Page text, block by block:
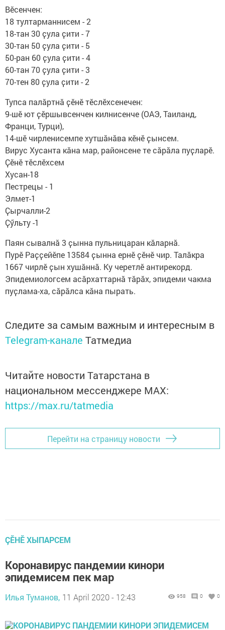
Вӗсенчен:
18 тултарманнисем - 2
18-тан 30 ҫула ҫити - 7
30-тан 50 ҫула ҫити - 5
50-ран 60 ҫула ҫити - 4
60-тан 70 ҫула ҫити - 3
70-тен 80 ҫула ҫити - 2
Тупса палӑртнӑ ҫӗнӗ тӗслӗхсенечен:
9-шӗ ют ҫӗршывсенчен килнисенче (ОАЭ, Таиланд,
Франци, Турци),
14-шӗ чирленисемпе хутшӑнӑва кӗнӗ ҫынсем.
Вирус Хусанта кӑна мар, районсене те сӑрӑла пуҫларӗ.
Ҫӗнӗ тӗслӗхсем
Хусан-18
Пестрецы - 1
Элмет-1
Ҫырчалли-2
Ҫӳльту -1
Паян сывалнӑ 3 ҫынна пульницаран кӑларнӑ.
Пурӗ Раҫҫейӗпе 13584 ҫынна ернӗ ҫӗнӗ чир. Талӑкра
1667 чирлӗ ҫын хушӑннӑ. Ку черетлӗ антирекорд.
Эпидемиологсем асӑрхаттарнӑ тӑрӑх, эпидеми чакма
пуҫлама-ха, сӑрӑлса кӑна пырать.
Следите за самым важным и интересным в
Telegram-канале Татмедиа
Читайте новости Татарстана в
национальном мессенджере MАХ:
https://max.ru/tatmedia
Перейти на страницу новости
ÇӖНӖ ХЫПАРСЕМ
Коронавирус пандемии кинори
эпидемисем пек мар
Илья Туманов, 11 April 2020 - 12:43 958 0 0